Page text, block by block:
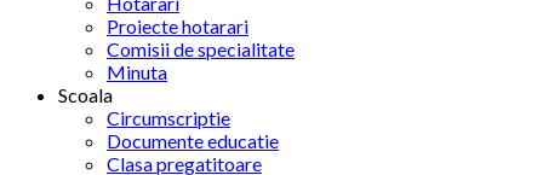
Proiecte hotarari
Comisii de specialitate
Minuta
Scoala
Circumscriptie
Documente educatie
Clasa pregatitoare